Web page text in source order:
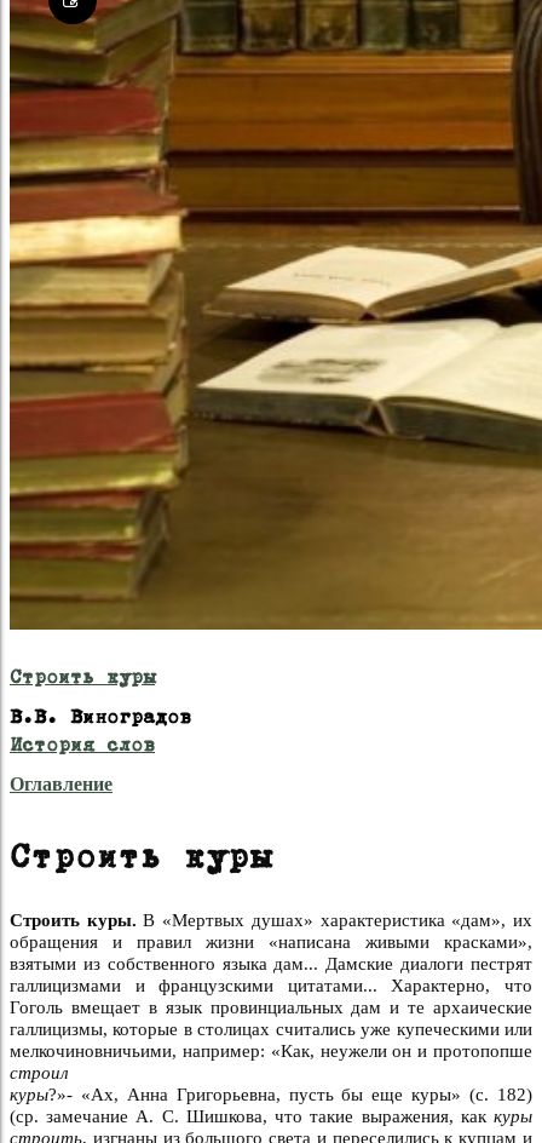
Строить куры
В.В. Виноградов
История слов
Оглавление
Строить куры
Строить куры.В «Мертвых душах» характеристика «дам», их
обращения и правил жизни «написана живыми красками»,
взятыми из собственного языка дам... Дамские диалоги пестрят
галлицизмами и французскими цитатами... Характерно, что
Гоголь вмещает в язык провинциальных дам и те архаические
галлицизмы, которые в столицах считались уже купеческими или
мелкочиновничьими, например: «Как, неужели он и протопопше
строил
куры?»- «Ах, Анна Григорьевна, пусть бы еще куры» (с. 182)
(ср. замечание А. С. Шишкова, что такие выражения, как куры
строить, изгнаны из большого света и переселились к купцам и